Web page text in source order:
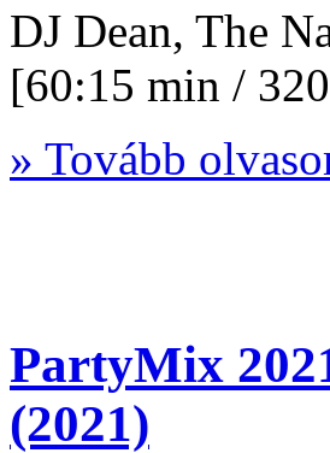
DJ Dean, The
[60:15 min /
» Tovább
PartyMix
(2021)